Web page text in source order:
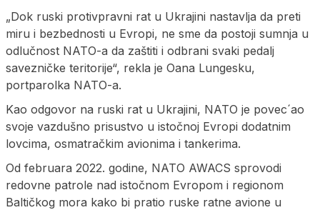
„Dok ruski protivpravni rat u Ukrajini nastavlja da preti
miru i bezbednosti u Evropi, ne sme da postoji sumnja u
odlučnost NATO-a da zaštiti i odbrani svaki pedalj
savezničke teritorije“, rekla je Oana Lungesku,
portparolka NATO-a.
Kao odgovor na ruski rat u Ukrajini, NATO je povec´ao
svoje vazdušno prisustvo u istočnoj Evropi dodatnim
lovcima, osmatračkim avionima i tankerima.
Od februara 2022. godine, NATO AWACS sprovodi
redovne patrole nad istočnom Evropom i regionom
Baltičkog mora kako bi pratio ruske ratne avione u